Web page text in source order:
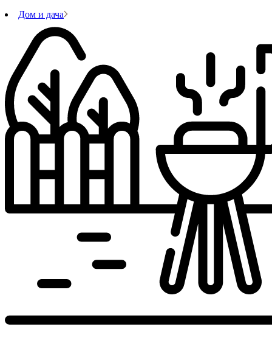
Дом и дача